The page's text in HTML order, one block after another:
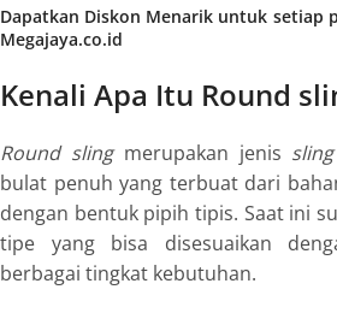
Dapatkan Diskon Menarik untuk setiap
Megajaya.co.id
Kenali Apa Itu Round
Round slingmerupakan jenis
bulat penuh yang terbuat dari
dengan bentuk pipih tipis. Saat ini
tipe yang bisa disesuaikan
berbagai tingkat kebutuhan.